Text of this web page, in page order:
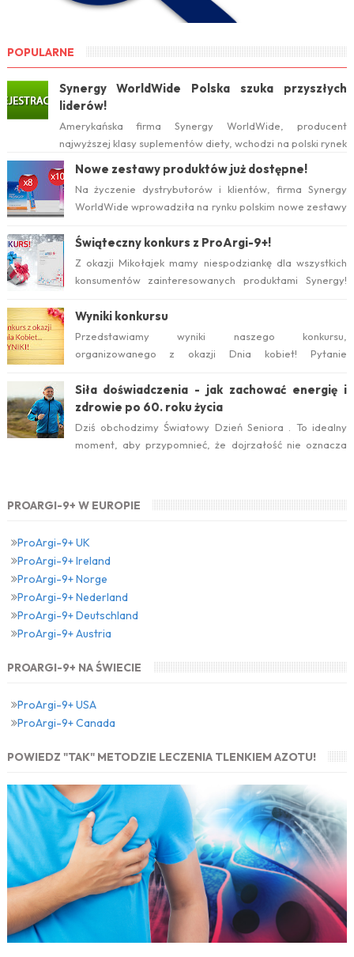
POPULARNE
Synergy WorldWide Polska szuka przyszłych
liderów!
Amerykańska firma Synergy WorldWide, producent
najwyższej klasy suplementów diety, wchodzi na polski rynek
już w tym roku. Serwis internetow...
Nowe zestawy produktów już dostępne!
Na życzenie dystrybutorów i klientów, firma Synergy
WorldWide wprowadziła na rynku polskim nowe zestawy
Świąteczny konkurs z ProArgi-9+!
Z okazji Mikołajek mamy niespodziankę dla wszystkich
konsumentów zainteresowanych produktami Synergy!
Wyniki konkursu
Przedstawiamy wyniki naszego konkursu,
organizowanego z okazji Dnia kobiet! Pytanie
Siła doświadczenia - jak zachować energię i
zdrowie po 60. roku życia
Dziś obchodzimy Światowy Dzień Seniora . To idealny
moment, aby przypomnieć, że dojrzałość nie oznacza
PROARGI-9+ W EUROPIE
ProArgi-9+ UK
ProArgi-9+ Ireland
ProArgi-9+ Norge
ProArgi-9+ Nederland
ProArgi-9+ Deutschland
ProArgi-9+ Austria
PROARGI-9+ NA ŚWIECIE
ProArgi-9+ USA
ProArgi-9+ Canada
POWIEDZ "TAK" METODZIE LECZENIA TLENKIEM AZOTU!